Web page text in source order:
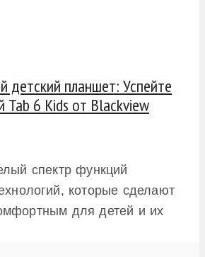
детский планшет: Успейте
Tab 6 Kids от Blackview
спектр функций
которые сделают
для детей и их